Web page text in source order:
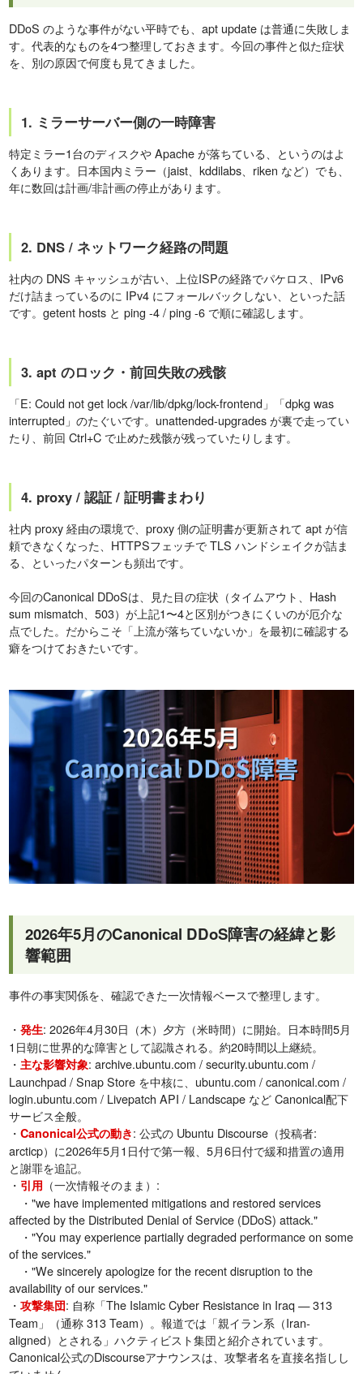
DDoS のような事件がない平時でも、apt update は普通に失敗しま
す。代表的なものを4つ整理しておきます。今回の事件と似た症状
を、別の原因で何度も見てきました。
1. ミラーサーバー側の一時障害
特定ミラー1台のディスクや Apache が落ちている、というのはよ
くあります。日本国内ミラー（jaist、kddilabs、riken など）でも、
年に数回は計画/非計画の停止があります。
2. DNS / ネットワーク経路の問題
社内の DNS キャッシュが古い、上位ISPの経路でパケロス、IPv6
だけ詰まっているのに IPv4 にフォールバックしない、といった話
です。getent hosts と ping -4 / ping -6 で順に確認します。
3. apt のロック・前回失敗の残骸
「E: Could not get lock /var/lib/dpkg/lock-frontend」「dpkg was
interrupted」のたぐいです。unattended-upgrades が裏で走ってい
たり、前回 Ctrl+C で止めた残骸が残っていたりします。
4. proxy / 認証 / 証明書まわり
社内 proxy 経由の環境で、proxy 側の証明書が更新されて apt が信
頼できなくなった、HTTPSフェッチで TLS ハンドシェイクが詰ま
る、といったパターンも頻出です。
今回のCanonical DDoSは、見た目の症状（タイムアウト、Hash
sum mismatch、503）が上記1〜4と区別がつきにくいのが厄介な
点でした。だからこそ「上流が落ちていないか」を最初に確認する
癖をつけておきたいです。
2026年5月のCanonical DDoS障害の経緯と影
響範囲
事件の事実関係を、確認できた一次情報ベースで整理します。
・発生: 2026年4月30日（木）夕方（米時間）に開始。日本時間5月
1日朝に世界的な障害として認識される。約20時間以上継続。
・主な影響対象: archive.ubuntu.com / security.ubuntu.com /
Launchpad / Snap Store を中核に、ubuntu.com / canonical.com /
login.ubuntu.com / Livepatch API / Landscape など Canonical配下
サービス全般。
・Canonical公式の動き: 公式の Ubuntu Discourse（投稿者:
arcticp）に2026年5月1日付で第一報、5月6日付で緩和措置の適用
と謝罪を追記。
・ 引用 （一次情報そのまま）:
・"we have implemented mitigations and restored services
affected by the Distributed Denial of Service (DDoS) attack."
・"You may experience partially degraded performance on some
of the services."
・"We sincerely apologize for the recent disruption to the
availability of our services."
・攻撃集団: 自称「The Islamic Cyber Resistance in Iraq — 313
Team」（通称 313 Team）。報道では「親イラン系（Iran-
aligned）とされる」ハクティビスト集団と紹介されています。
Canonical公式のDiscourseアナウンスは、攻撃者名を直接名指しし